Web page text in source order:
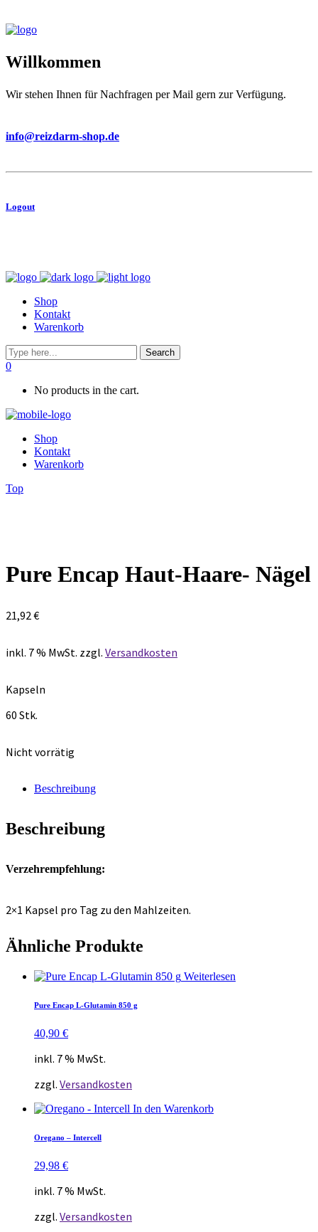
Willkommen
Wir stehen Ihnen für Nachfragen per Mail gern zur Verfügung.
info@reizdarm-shop.de
Logout
Shop
Kontakt
Warenkorb
0
No products in the cart.
Shop
Kontakt
Warenkorb
Top
Pure Encap Haut-Haare- Nägel
21,92€
inkl. 7 % MwSt. zzgl. Versandkosten
Kapseln
60 Stk.
Nicht vorrätig
Beschreibung
Beschreibung
Verzehrempfehlung:
2×1 Kapsel pro Tag zu den Mahlzeiten.
Ähnliche Produkte
Weiterlesen
Pure Encap L-Glutamin 850 g
40,90 €
inkl. 7 % MwSt.
zzgl. Versandkosten
In den Warenkorb
Oregano – Intercell
29,98 €
inkl. 7 % MwSt.
zzgl. Versandkosten